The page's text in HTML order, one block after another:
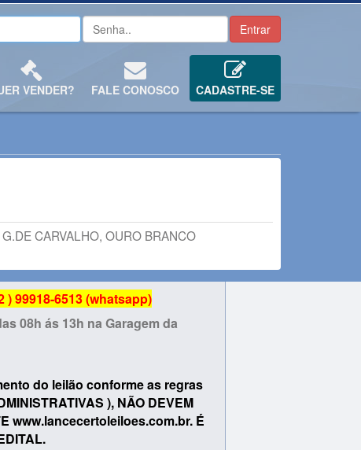
VENDER? FALE CONOSCO CADASTRE-SE
CARVALHO, OURO BRANCO
08h ás 13h na Garagem da
) 99918-6513 (whatsapp)
do leilão conforme as regras
), NÃO DEVEM
www.lancecertoleiloes.com.br. É